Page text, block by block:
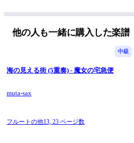
他の人も一緒に購入した楽譜
中級
海の見える街 (5重奏) - 魔女の宅急便
muta-sax
フルートの他13, 23 ページ数